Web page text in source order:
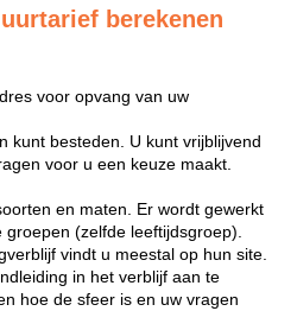
berekenen
voor opvang van uw
kunt besteden. U kunt vrijblijvend
voor u een keuze maakt.
en maten. Er wordt gewerkt
(zelfde leeftijdsgroep).
vindt u meestal op hun site.
in het verblijf aan te
hoe de sfeer is en uw vragen